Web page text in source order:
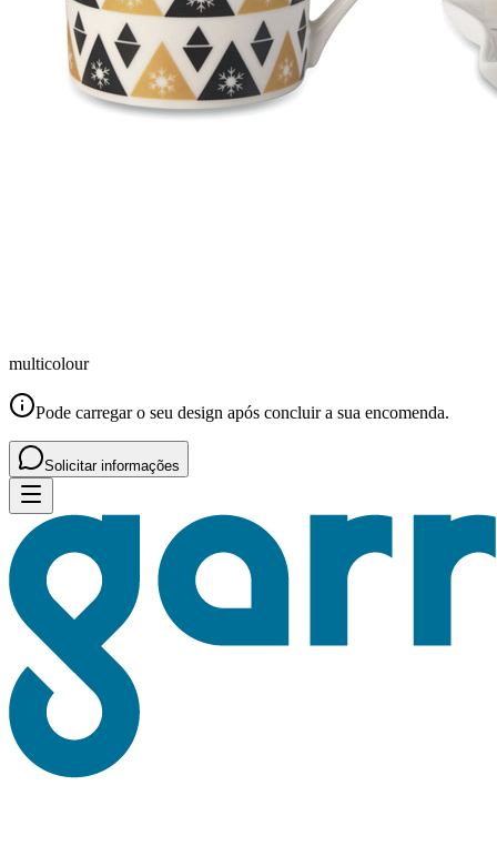
multicolour
Pode carregar o seu design após concluir a sua encomenda.
Solicitar informações